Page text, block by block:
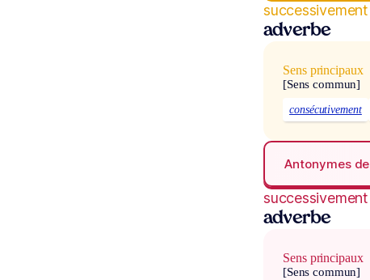
successivement
adverbe
Sens principaux
[Sens commun]
consécutivement
Antonymes de
successivement
adverbe
Sens principaux
[Sens commun]